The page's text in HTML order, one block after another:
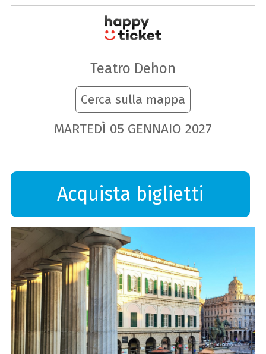
Teatro Dehon
Cerca sulla mappa
MARTEDÌ 05 GENNAIO 2027
Acquista biglietti